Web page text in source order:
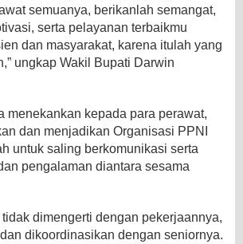
semuanya, berikanlah semangat,
serta pelayanan terbaikmu
dan masyarakat, karena itulah yang
ungkap Wakil Bupati Darwin
menekankan kepada para perawat,
dan menjadikan Organisasi PPNI
untuk saling berkomunikasi serta
pengalaman diantara sesama
dimengerti dengan pekerjaannya,
dikoordinasikan dengan seniornya.